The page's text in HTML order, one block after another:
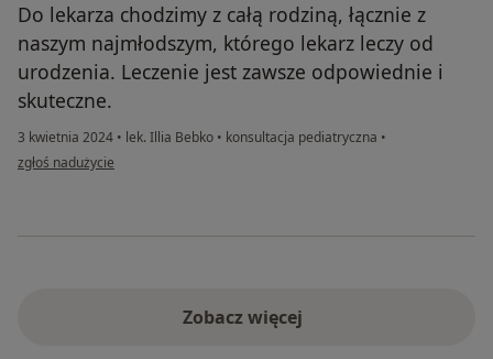
Do lekarza chodzimy z całą rodziną, łącznie z
naszym najmłodszym, którego lekarz leczy od
urodzenia. Leczenie jest zawsze odpowiednie i
skuteczne.
3 kwietnia 2024 • lek. Illia Bebko • konsultacja pediatryczna •
w opinii użytkownika Super lekarz.
zgłoś nadużycie
Zobacz więcej